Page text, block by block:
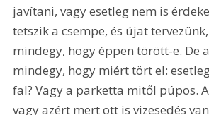
javítani, vagy esetleg nem is
tetszik a csempe, és újat
mindegy, hogy éppen törött-e. De
mindegy, hogy miért tört el:
fal? Vagy a parketta mitől púpos.
vagy azért mert ott is vizesedés